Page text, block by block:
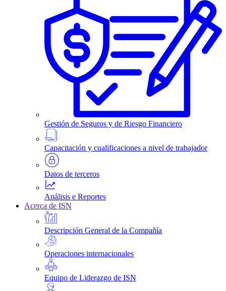
Gestión de Seguros y de Riesgo Financiero
Capacitación y cualificaciones a nivel de trabajador
Datos de terceros
Análisis e Reportes
Acerca de ISN
Descripción General de la Compañía
Operaciones internacionales
Equipo de Liderazgo de ISN